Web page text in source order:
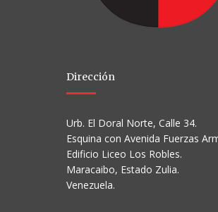
Dirección
Urb. El Doral Norte, Calle 34.
Esquina con Avenida Fuerzas
Edificio Liceo Los Robles.
Maracaibo, Estado Zulia.
Venezuela.